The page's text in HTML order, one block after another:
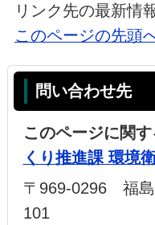
リンク先の最新情
このページの先頭
問い合わせ先
このページに関
くり推進課 環境
〒969-0296 福島
101